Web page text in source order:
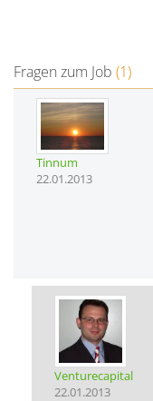
Fragen zum Job (1)
Tinnum
22.01.2013
Venturecapital
22.01.2013